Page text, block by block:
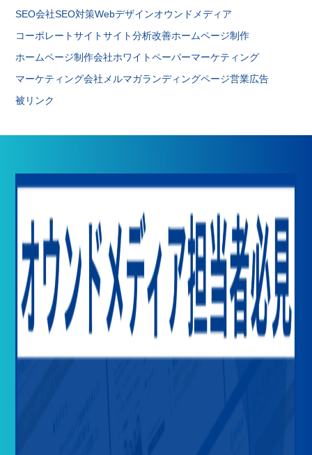
SEO会社SEO対策Webデザインオウンドメディア
コーポレートサイトサイト分析改善ホームページ制作
ホームページ制作会社ホワイトペーパーマーケティング
マーケティング会社メルマガランディングページ営業広告
被リンク